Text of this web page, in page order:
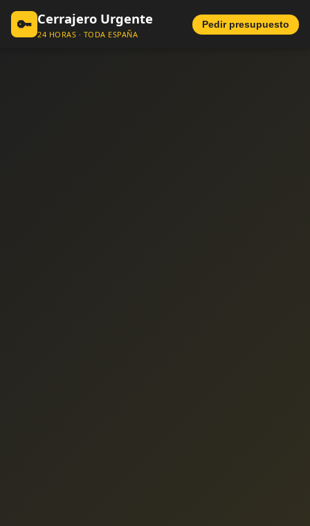
🔑 Cerrajero Urgente
24 HORAS · TODA ESPAÑA
Pedir presupuesto